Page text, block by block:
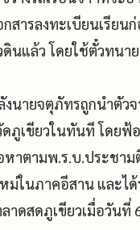
สารลงทะเบียนเรีย
ดินแล้ว โดยใช้ตั๋วทน
นายจตุภัทรถูกนำตัว
ภูเขียวในทันที โดย
หาตามพ.ร.บ.ประชา
ม่ในภาคอีสาน และไ
าดสดภูเขียวเมื่อวันที่